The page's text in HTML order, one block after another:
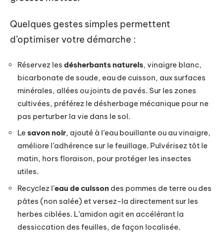
Quelques gestes simples permettent
d’optimiser votre démarche :
Réservez les désherbants naturels, vinaigre blanc,
bicarbonate de soude, eau de cuisson, aux surfaces
minérales, allées ou joints de pavés. Sur les zones
cultivées, préférez le désherbage mécanique pour ne
pas perturber la vie dans le sol.
Le savon noir, ajouté à l’eau bouillante ou au vinaigre,
améliore l’adhérence sur le feuillage. Pulvérisez tôt le
matin, hors floraison, pour protéger les insectes
utiles.
Recyclez l’eau de cuisson des pommes de terre ou des
pâtes (non salée) et versez-la directement sur les
herbes ciblées. L’amidon agit en accélérant la
dessiccation des feuilles, de façon localisée.